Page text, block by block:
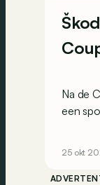
Na de
een
25 okt